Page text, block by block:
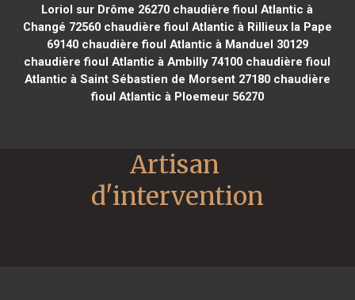
Loriol sur Drôme 26270 chaudière fioul Atlantic à
Changé 72560chaudière fioul Atlantic à Rillieux la Pape
69140chaudière fioul Atlantic à Manduel 30129
chaudière fioul Atlantic à Ambilly 74100 chaudière fioul
Atlantic à Saint Sébastien de Morsent 27180chaudière
fioul Atlantic à Ploemeur 56270
Artisan
d'intervention